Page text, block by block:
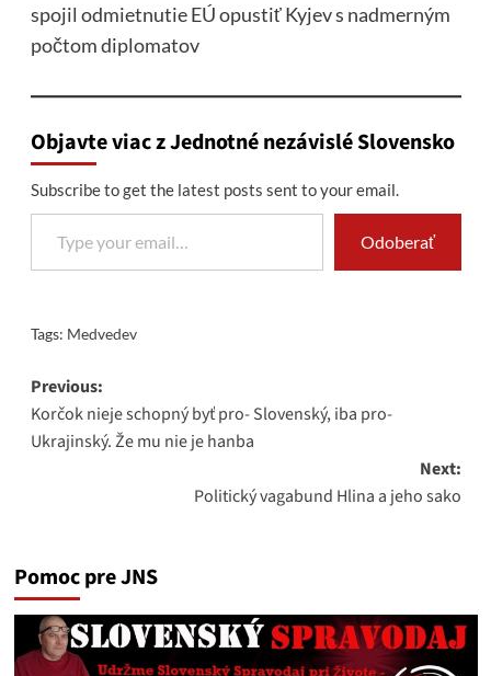
spojil odmietnutie EÚ opustiť Kyjev s nadmerným
počtom diplomatov
Objavte viac z Jednotné nezávislé Slovensko
Subscribe to get the latest posts sent to your email.
Type your email…
Odoberať
Tags: Medvedev
Post
navigation
Previous:
Korčok nieje schopný byť pro- Slovenský, iba pro-
Ukrajinský. Že mu nie je hanba
Next:
Politický vagabund Hlina a jeho sako
Pomoc pre JNS